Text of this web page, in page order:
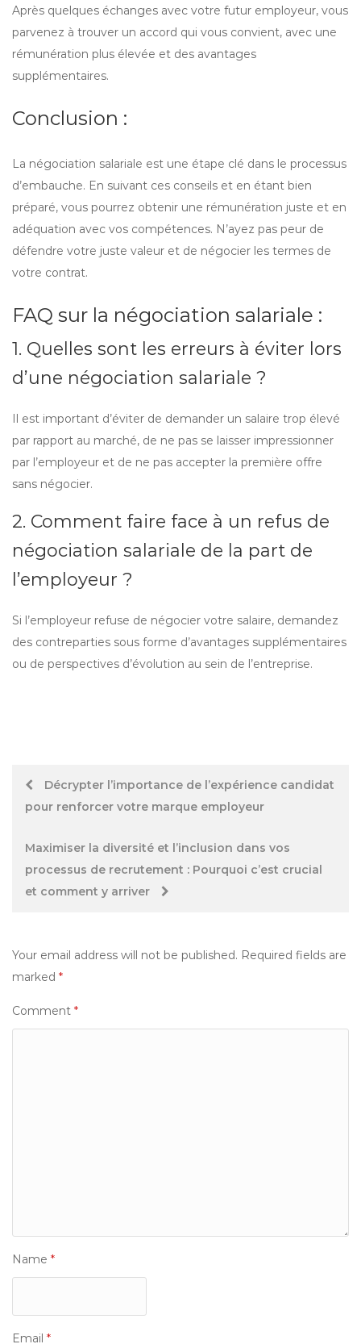
Après quelques échanges avec votre futur employeur, vous
parvenez à trouver un accord qui vous convient, avec une
rémunération plus élevée et des avantages
supplémentaires.
Conclusion :
La négociation salariale est une étape clé dans le processus
d’embauche. En suivant ces conseils et en étant bien
préparé, vous pourrez obtenir une rémunération juste et en
adéquation avec vos compétences. N’ayez pas peur de
défendre votre juste valeur et de négocier les termes de
votre contrat.
FAQ sur la négociation salariale :
1. Quelles sont les erreurs à éviter lors
d’une négociation salariale ?
Il est important d’éviter de demander un salaire trop élevé
par rapport au marché, de ne pas se laisser impressionner
par l’employeur et de ne pas accepter la première offre
sans négocier.
2. Comment faire face à un refus de
négociation salariale de la part de
l’employeur ?
Si l’employeur refuse de négocier votre salaire, demandez
des contreparties sous forme d’avantages supplémentaires
ou de perspectives d’évolution au sein de l’entreprise.
PostDécrypter l’importance de l’expérience candidat
pour renforcer votre marque employeur
Maximiser la diversité et l’inclusion dans vos
processus de recrutement : Pourquoi c’est crucial
et comment y arriver
Your email address will not be published. Required fields are
marked *
Comment *
Name *
Email *